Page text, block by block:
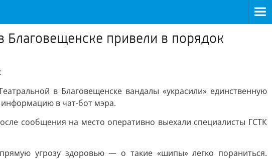
Благовещенске привели в порядок
в Благовещенске вандалы «украсили» единственную
в чат-бот мэра.
сообщения на место оперативно выехали специалисты ГСТК
угрозу здоровью — о такие «шипы» легко пораниться.